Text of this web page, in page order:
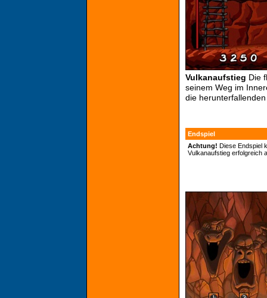
Vulkanaufstieg Die
seinem Weg im
die
Endspiel
Achtung! Diese Endspiel
Vulkanaufstieg erfolgreich